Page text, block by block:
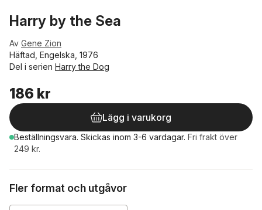
Harry by the Sea
Av Gene Zion
Häftad, Engelska, 1976
Del i serien Harry the Dog
186 kr
Lägg i varukorg
Beställningsvara. Skickas inom 3-6 vardagar. Fri frakt över
249 kr.
Fler format och utgåvor